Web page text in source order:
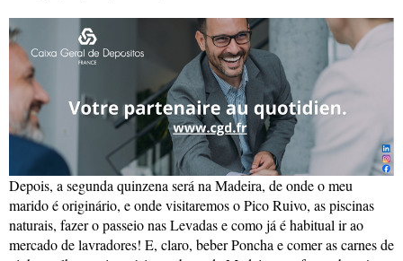
Depois, a segunda quinzena será na Madeira, de onde o meu
marido é originário, e onde visitaremos o Pico Ruivo, as piscinas
naturais, fazer o passeio nas Levadas e como já é habitual ir ao
mercado de lavradores! E, claro, beber Poncha e comer as carnes de